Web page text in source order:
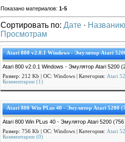
Показано материалов: 1-5
Сортировать по: Дате · Названию
Просмотрам
Atari 800 v2.0.1 Windows - Эмулятор Atari
Atari 800 v2.0.1 Windows - Эмулятор Atari 5200
Размер: 212 Kb | ОС: Windows | Категория: Atari
Комментарии (1)
Atari 800 Win PLus 40 - Эмулятор Atari 5200
Atari 800 Win PLus 40 - Эмулятор Atari 5200 (756
Размер: 756 Kb | ОС: Windows | Категория: Atari
Комментарии (0)